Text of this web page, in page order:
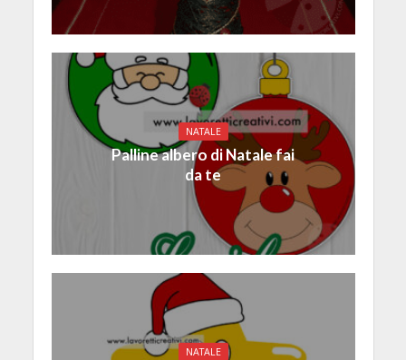
NATALE
Palline albero di Natale fai
da te
NATALE